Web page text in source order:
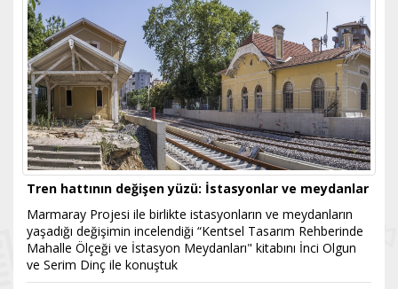
Tren hattının değişen yüzü: İstasyonlar ve meydanlar
Marmaray Projesi ile birlikte istasyonların ve meydanların
yaşadığı değişimin incelendiği “Kentsel Tasarım Rehberinde
Mahalle Ölçeği ve İstasyon Meydanları" kitabını İnci Olgun
ve Serim Dinç ile konuştuk